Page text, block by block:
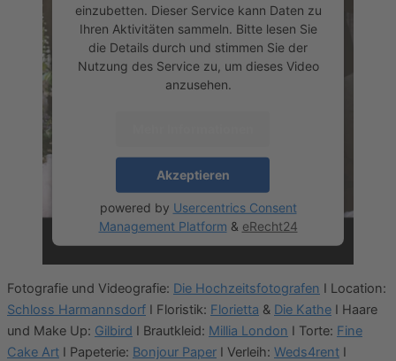
einzubetten. Dieser Service kann Daten zu
Ihren Aktivitäten sammeln. Bitte lesen Sie
die Details durch und stimmen Sie der
Nutzung des Service zu, um dieses Video
anzusehen.
Akzeptieren
powered by Usercentrics Consent
Management Platform & eRecht24
Fotografie und Videografie: Die Hochzeitsfotografen I Location:
Schloss Harmannsdorf I Floristik: Florietta & Die Kathe I Haare
und Make Up: Gilbird I Brautkleid: Millia London I Torte: Fine
Cake Art I Papeterie: Bonjour Paper I Verleih: Weds4rent I